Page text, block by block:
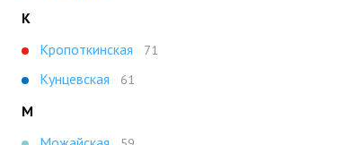
К
Кропоткинская
71
Кунцевская 61
М